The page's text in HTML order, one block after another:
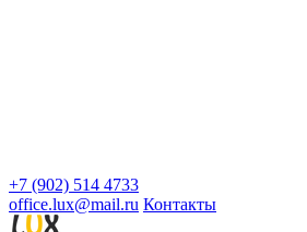
+7 (902) 514 4733
office.lux@mail.ru Контакты